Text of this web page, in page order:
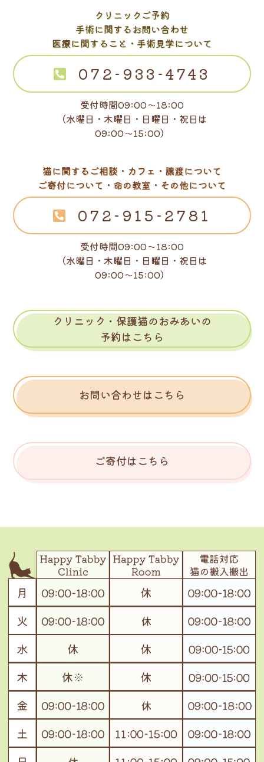
クリニックご予約
手術に関するお問い合わせ
医療に関すること・手術見学について
072-933-4743
受付時間09:00～18:00
（水曜日・木曜日・日曜日・祝日は
09:00～15:00）
猫に関するご相談・カフェ・譲渡について
ご寄付について・命の教室・その他について
072-915-2781
受付時間09:00～18:00
（水曜日・木曜日・日曜日・祝日は
09:00～15:00）
クリニック・保護猫のおみあいの
予約はこちら
お問い合わせはこちら
ご寄付はこちら